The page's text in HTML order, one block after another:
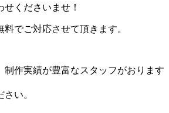
くださいませ！
でご対応させて頂きます。
制作実績が豊富なスタッフがおります
い。